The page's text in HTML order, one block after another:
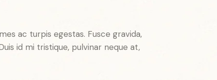
ac turpis egestas. Fusce gravida,
id mi tristique, pulvinar neque at,